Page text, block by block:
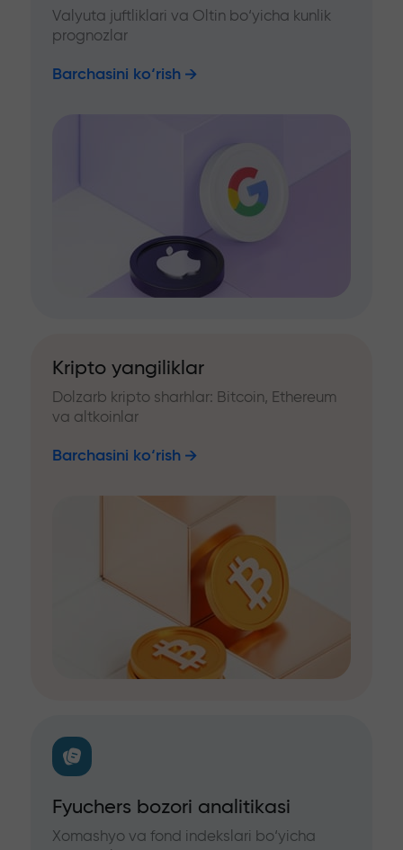
Valyuta juftliklari va Oltin bo‘yicha kunlik
prognozlar
Barchasini ko‘rish
Kripto yangiliklar
Dolzarb kripto sharhlar: Bitcoin, Ethereum
va altkoinlar
Barchasini ko‘rish
Fyuchers bozori analitikasi
Xomashyo va fond indekslari bo‘yicha